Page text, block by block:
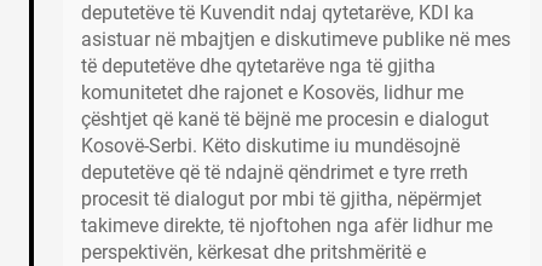
deputetëve të Kuvendit ndaj qytetarëve, KDI ka
asistuar në mbajtjen e diskutimeve publike në mes
të deputetëve dhe qytetarëve nga të gjitha
komunitetet dhe rajonet e Kosovës, lidhur me
çështjet që kanë të bëjnë me procesin e dialogut
Kosovë-Serbi. Këto diskutime iu mundësojnë
deputetëve që të ndajnë qëndrimet e tyre rreth
procesit të dialogut por mbi të gjitha, nëpërmjet
takimeve direkte, të njoftohen nga afër lidhur me
perspektivën, kërkesat dhe pritshmëritë e